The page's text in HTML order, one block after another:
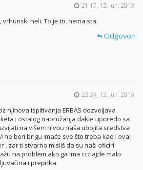
21:17, 12. jun. 2019.
heli. To je to, nema sta.
Odgovori
22:24, 12. jun. 2019.
njihova ispitivanja ERBAS dozvoljava
i ostalog naoružanja dakle uporedo sa
na višem nivou naša ubojita sredstva
ne beri brigu imaće sve što treba kao i ovaj
, zar ti stvarno misliš da su naši oficiri
na problem ako ga ima ccc ajde malo
i prepirka